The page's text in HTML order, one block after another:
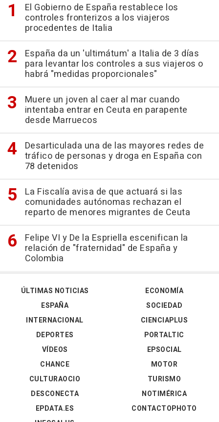
El Gobierno de España restablece los
controles fronterizos a los viajeros
procedentes de Italia
España da un 'ultimátum' a Italia de 3 días
para levantar los controles a sus viajeros o
habrá "medidas proporcionales"
Muere un joven al caer al mar cuando
intentaba entrar en Ceuta en parapente
desde Marruecos
Desarticulada una de las mayores redes de
tráfico de personas y droga en España con
78 detenidos
La Fiscalía avisa de que actuará si las
comunidades autónomas rechazan el
reparto de menores migrantes de Ceuta
Felipe VI y De la Espriella escenifican la
relación de "fraternidad" de España y
Colombia
ÚLTIMAS NOTICIAS
ESPAÑA
INTERNACIONAL
DEPORTES
VÍDEOS
ECONOMÍA
SOCIEDAD
CIENCIAPLUS
PORTALTIC
EPSOCIAL
CHANCE
CULTURAOCIO
DESCONECTA
EPDATA.ES
MOTOR
TURISMO
NOTIMÉRICA
CONTACTOPHOTO